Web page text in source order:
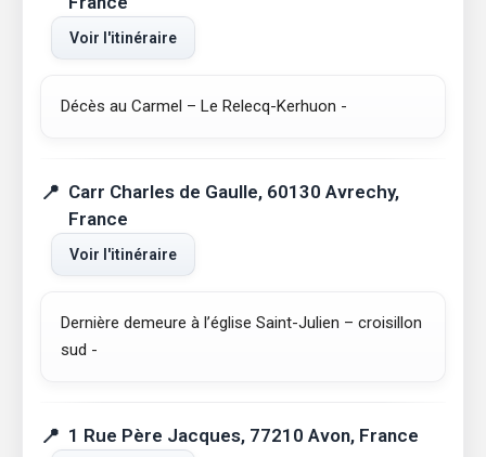
Voir l'itinéraire
Décès au Carmel – Le Relecq-Kerhuon -
Carr Charles de Gaulle, 60130 Avrechy,
France
Voir l'itinéraire
Dernière demeure à l’église Saint-Julien – croisillon
sud -
1 Rue Père Jacques, 77210 Avon, France